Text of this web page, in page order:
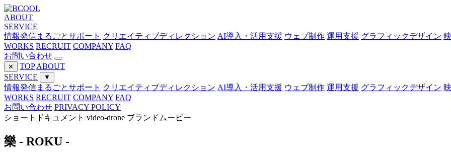
ABOUT
SERVICE
情報発信まるごとサポート クリエイティブディレクション AI導入・活用支援 ウェブ制作 運用支援 グラフィックデザイン
WORKS RECRUIT COMPANY FAQ
お問い合わせ
✕ TOP ABOUT
SERVICE
▼
情報発信まるごとサポート クリエイティブディレクション AI導入・活用支援 ウェブ制作 運用支援 グラフィックデザイン
WORKS RECRUIT COMPANY FAQ
お問い合わせ PRIVACY POLICY
ショートドキュメント video-drone ブランドムービー
樂 - ROKU -